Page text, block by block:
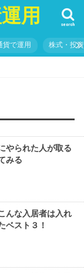
用 search
貨で運用 株式・投
やられた人が取る
みる
んな入居者は入れ
ベスト３！